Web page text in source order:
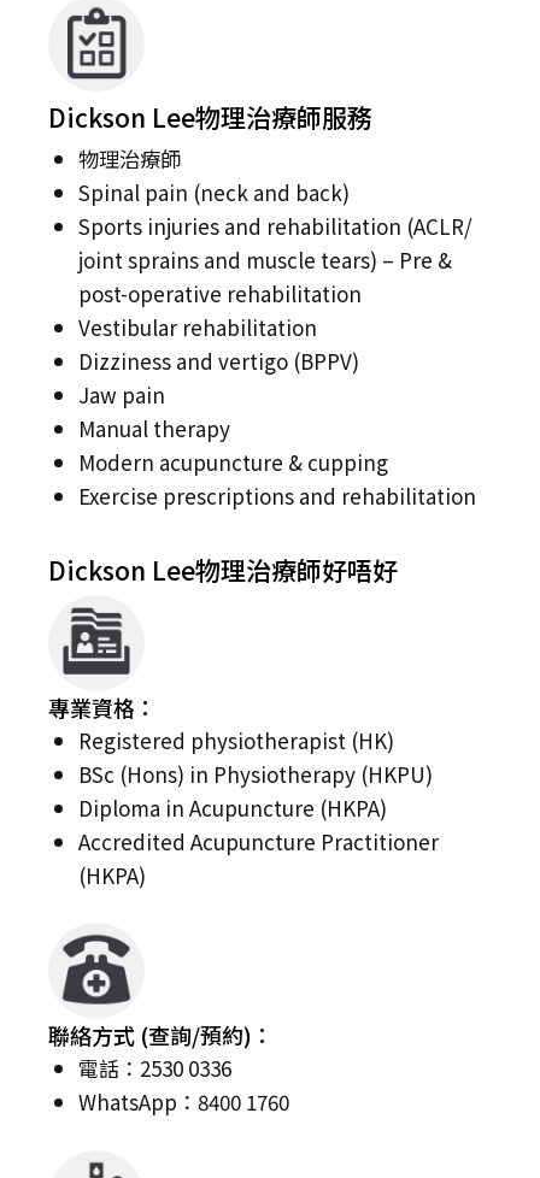
Dickson Lee物理治療師服務
物理治療師
Spinal pain (neck and back)
Sports injuries and rehabilitation (ACLR/
joint sprains and muscle tears) – Pre &
post-operative rehabilitation
Vestibular rehabilitation
Dizziness and vertigo (BPPV)
Jaw pain
Manual therapy
Modern acupuncture & cupping
Exercise prescriptions and rehabilitation
Dickson Lee物理治療師好唔好
專業資格：
Registered physiotherapist (HK)
BSc (Hons) in Physiotherapy (HKPU)
Diploma in Acupuncture (HKPA)
Accredited Acupuncture Practitioner
(HKPA)
聯絡方式 (查詢/預約)：
電話：2530 0336
WhatsApp：8400 1760